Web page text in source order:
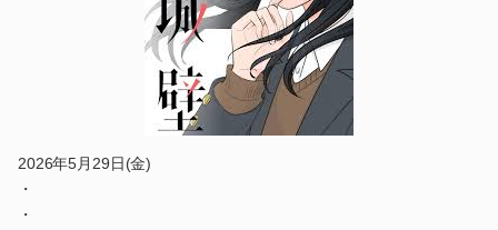
2026年5月29日(金)
・
・